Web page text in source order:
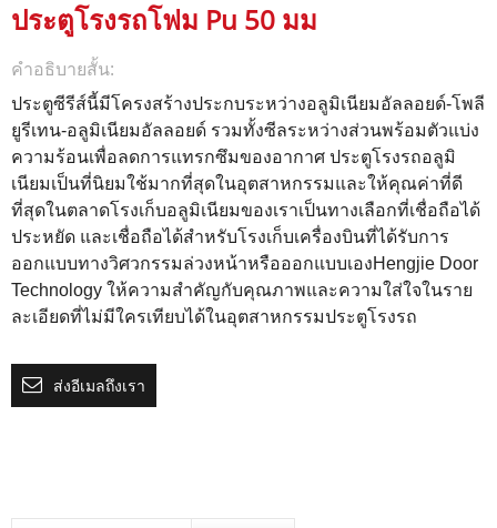
ประตูโรงรถโฟม Pu 50 มม
คำอธิบายสั้น:
ประตูซีรีส์นี้มีโครงสร้างประกบระหว่างอลูมิเนียมอัลลอยด์-โพลี
ยูรีเทน-อลูมิเนียมอัลลอยด์ รวมทั้งซีลระหว่างส่วนพร้อมตัวแบ่ง
ความร้อนเพื่อลดการแทรกซึมของอากาศ ประตูโรงรถอลูมิ
เนียมเป็นที่นิยมใช้มากที่สุดในอุตสาหกรรมและให้คุณค่าที่ดี
ที่สุดในตลาดโรงเก็บอลูมิเนียมของเราเป็นทางเลือกที่เชื่อถือได้
ประหยัด และเชื่อถือได้สำหรับโรงเก็บเครื่องบินที่ได้รับการ
ออกแบบทางวิศวกรรมล่วงหน้าหรือออกแบบเองHengjie Door
Technology ให้ความสำคัญกับคุณภาพและความใส่ใจในราย
ละเอียดที่ไม่มีใครเทียบได้ในอุตสาหกรรมประตูโรงรถ
ส่งอีเมลถึงเรา